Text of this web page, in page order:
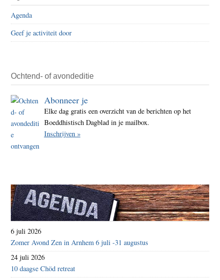
Agenda
Geef je activiteit door
Ochtend- of avondeditie
Abonneer je
Elke dag gratis een overzicht van de berichten op het
Boeddhistisch Dagblad in je mailbox.
Inschrijven »
6 juli 2026
Zomer Avond Zen in Arnhem 6 juli -31 augustus
24 juli 2026
10 daagse Chöd retreat